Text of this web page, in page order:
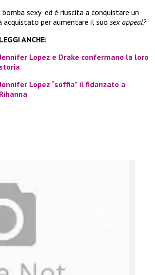
sexy ed è riuscita a conquistare un
acquistato per aumentare il suo sex appeal?
LEGGI ANCHE:
Lopez e Drake confermano la loro
storia
Lopez “soffia” il fidanzato a
Rihanna